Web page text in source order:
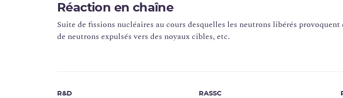
Réaction en chaîne
Suite de fissions nucléaires au cours desquelles les neutrons libérés
de neutrons expulsés vers des noyaux cibles, etc.
R&D RASSC